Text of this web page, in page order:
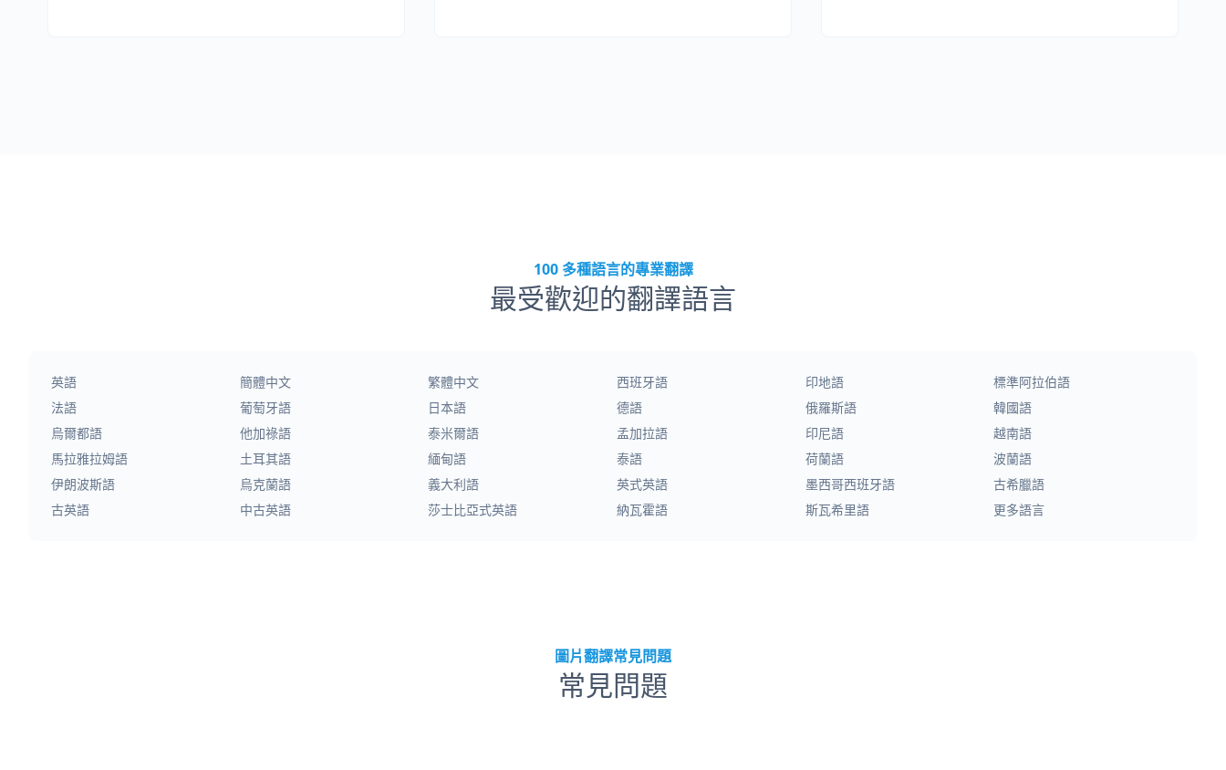
100 多種語言的專業翻譯
最受歡迎的翻譯語言
英語 簡體中文 繁體中文 西班牙語 印地語
標準阿拉伯語
法語
葡萄牙語 日本語 德語 俄羅斯語
韓國語
烏爾都語
他加祿語 泰米爾語 孟加拉語 印尼語
越南語
馬拉雅拉姆語
土耳其語 緬甸語 泰語 荷蘭語
波蘭語
伊朗波斯語
烏克蘭語 義大利語 英式英語 墨西哥西班牙語
古希臘語
古英語
中古英語 莎士比亞式英語 納瓦霍語 斯瓦希里語 更多語言
圖片翻譯常見問題
常見問題